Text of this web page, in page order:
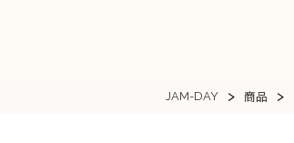
JAM-DAY > 商品 >